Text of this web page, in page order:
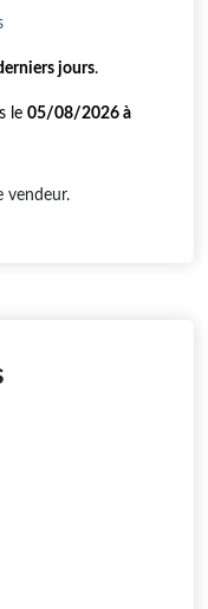
jours.
le 05/08/2026 à
vendeur.